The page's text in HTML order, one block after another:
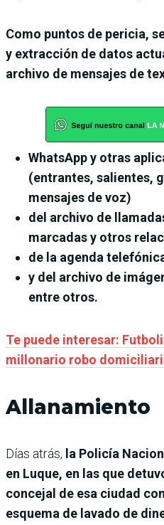
Como puntos de pericia,
y extracción de datos
archivo de mensajes de
WhatsApp y otras
(entrantes, salientes,
mensajes de voz)
del archivo de
marcadas y otros
de la agenda
y del archivo de
entre otros.
Te puede interesar:
millonario robo
Allanamiento
Días atrás, la Policía
en Luque, en las que
concejal de esa ciudad
esquema de lavado de